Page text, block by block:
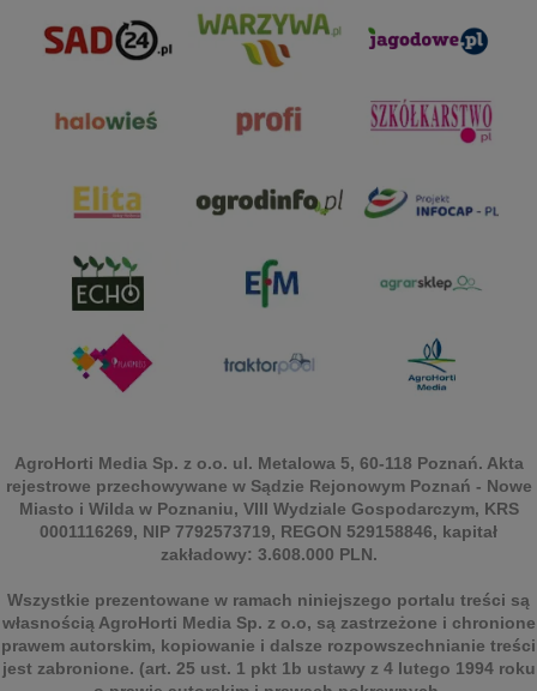
AgroHorti Media Sp. z o.o. ul. Metalowa 5, 60-118 Poznań. Akta
rejestrowe przechowywane w Sądzie Rejonowym Poznań - Nowe
Miasto i Wilda w Poznaniu, VIII Wydziale Gospodarczym, KRS
0001116269, NIP 7792573719, REGON 529158846, kapitał
zakładowy: 3.608.000 PLN.
Wszystkie prezentowane w ramach niniejszego portalu treści są
własnością AgroHorti Media Sp. z o.o, są zastrzeżone i chronione
prawem autorskim, kopiowanie i dalsze rozpowszechnianie treści
jest zabronione. (art. 25 ust. 1 pkt 1b ustawy z 4 lutego 1994 roku